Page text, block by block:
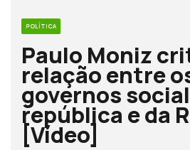
POLÍTICA
Paulo Moniz
relação entre
governos
república e da
[Vídeo]